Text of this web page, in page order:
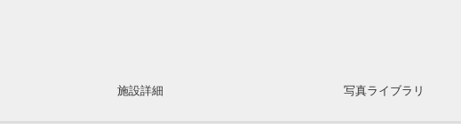
施設詳細 写真ライブラリ